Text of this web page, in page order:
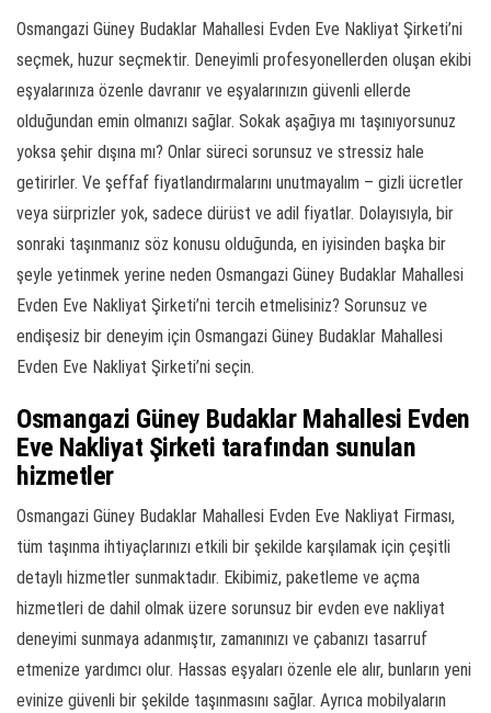
Osmangazi Güney Budaklar Mahallesi Evden Eve Nakliyat Şirketi’ni
seçmek, huzur seçmektir. Deneyimli profesyonellerden oluşan ekibi
eşyalarınıza özenle davranır ve eşyalarınızın güvenli ellerde
olduğundan emin olmanızı sağlar. Sokak aşağıya mı taşınıyorsunuz
yoksa şehir dışına mı? Onlar süreci sorunsuz ve stressiz hale
getirirler. Ve şeffaf fiyatlandırmalarını unutmayalım – gizli ücretler
veya sürprizler yok, sadece dürüst ve adil fiyatlar. Dolayısıyla, bir
sonraki taşınmanız söz konusu olduğunda, en iyisinden başka bir
şeyle yetinmek yerine neden Osmangazi Güney Budaklar Mahallesi
Evden Eve Nakliyat Şirketi’ni tercih etmelisiniz? Sorunsuz ve
endişesiz bir deneyim için Osmangazi Güney Budaklar Mahallesi
Evden Eve Nakliyat Şirketi’ni seçin.
Osmangazi Güney Budaklar Mahallesi Evden
Eve Nakliyat Şirketi tarafından sunulan
hizmetler
Osmangazi Güney Budaklar Mahallesi Evden Eve Nakliyat Firması,
tüm taşınma ihtiyaçlarınızı etkili bir şekilde karşılamak için çeşitli
detaylı hizmetler sunmaktadır. Ekibimiz, paketleme ve açma
hizmetleri de dahil olmak üzere sorunsuz bir evden eve nakliyat
deneyimi sunmaya adanmıştır, zamanınızı ve çabanızı tasarruf
etmenize yardımcı olur. Hassas eşyaları özenle ele alır, bunların yeni
evinize güvenli bir şekilde taşınmasını sağlar. Ayrıca mobilyaların